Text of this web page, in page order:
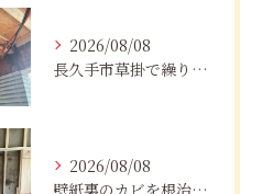
2026/08/08
長久手市草掛で繰り返すカビにお困りの方へ｜原因から解決策まで紹介
2026/08/08
壁紙裏のカビを根治！下地交換と防カビリフォームの重要性